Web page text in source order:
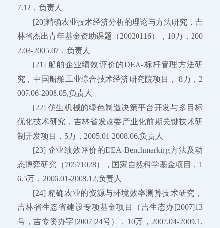
7.12，负责人
[20]精确农业技术经济分析的理论与方法研究，吉
林省杰出青年基金资助课题（20020116），10万，200
2.08-2005.07，负责人
[21] 船舶企业绩效评价的DEA-标杆管理方法研
究，中国船舶工业综合技术经济研究院项目， 8万，2
007.06-2008.05,负责人
[22] 仿生机械的绿色制造决策平台开发与多目标
优化技术研究，吉林省发改委产业化前期关键技术研
制开发项目，5万，2005.01-2008.06,负责人
[23] 企业绩效评价的DEA-Benchmarking方法及动
态博弈研究（70571028），国家自然科学基金项目，1
6.5万，2006.01-2008.12,负责人
[24] 精确农业的资源与环境效率测算技术研究，
吉林省生态省建设专项基金项目（吉生态办[2007]13
号，吉专资办字[2007]24号），10万，2007.04-2009.1,